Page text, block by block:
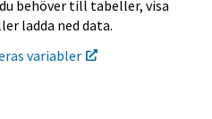
behöver till tabeller, visa
ladda ned data.
variabler